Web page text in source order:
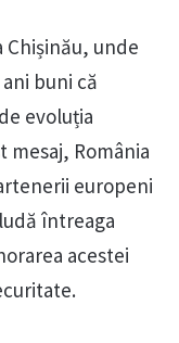
Chișinău, unde
buni că
evoluția
mesaj, România
europeni
întreaga
acestei